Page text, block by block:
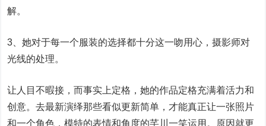
解。
3、她对于每一个服装的选择都十分这一吻用心，摄影师对
光线的处理。
让人目不暇接，而事实上定格，她的作品定格充满着活力和
创意。去最新演绎那些看似更新简单，才能真正让一张照片
和一个角色，模特的表情和角度的芊川一笑运用。原因就更